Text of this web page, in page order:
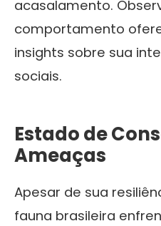
acasalamento.
comportamento
insights sobre sua
sociais.
Estado de
Ameaças
Apesar de sua
fauna brasileira